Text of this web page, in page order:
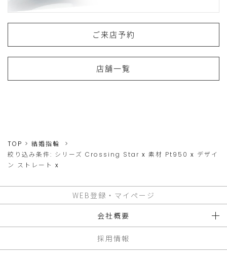
ご来店予約
店舗一覧
TOP
結婚指輪
絞り込み条件: シリーズ Crossing Star x 素材 Pt950 x デザイ
ン ストレート x
WEB登録・マイページ
会社概要
採用情報